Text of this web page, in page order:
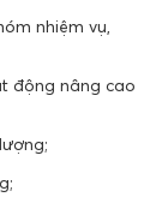
nhiệm vụ,
động nâng cao